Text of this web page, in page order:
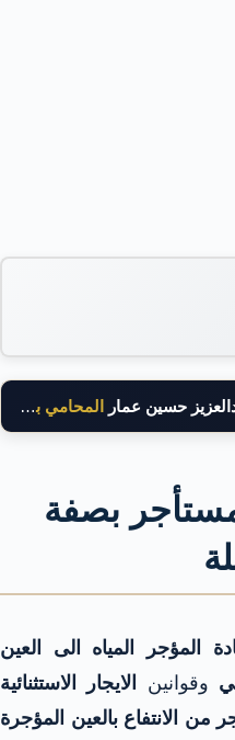
حسين عمار المحامي بالنقض
بصفة
المؤجر المياه الى العين
وقوانين
الايجار الاستثنائية
من الانتفاع بالعين المؤجرة